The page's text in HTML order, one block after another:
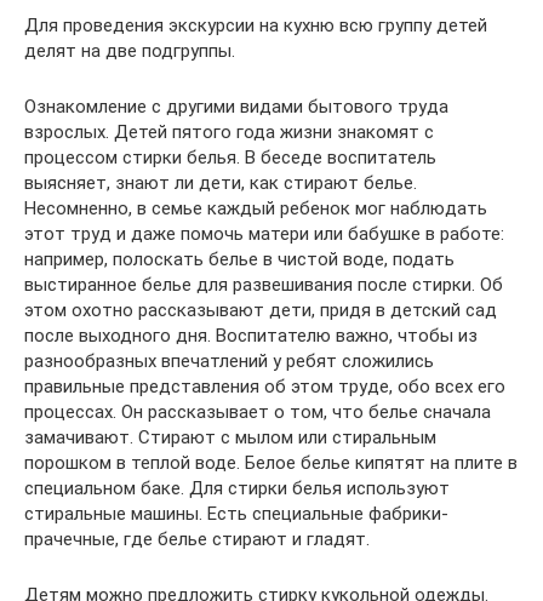
Для проведения экскурсии на кухню всю группу детей
делят на две подгруппы.
Ознакомление с другими видами бытового труда
взрослых. Детей пятого года жизни знакомят с
процессом стирки белья. В беседе воспитатель
выясняет, знают ли дети, как стирают белье.
Несомненно, в семье каждый ребенок мог наблюдать
этот труд и даже помочь матери или бабушке в работе:
например, полоскать белье в чистой воде, подать
выстиранное белье для развешивания после стирки. Об
этом охотно рассказывают дети, придя в детский сад
после выходного дня. Воспитателю важно, чтобы из
разнообразных впечатлений у ребят сложились
правильные представления об этом труде, обо всех его
процессах. Он рассказывает о том, что белье сначала
замачивают. Стирают с мылом или стиральным
порошком в теплой воде. Белое белье кипятят на плите в
специальном баке. Для стирки белья используют
стиральные машины. Есть специальные фабрики-
прачечные, где белье стирают и гладят.
Детям можно предложить стирку кукольной одежды.